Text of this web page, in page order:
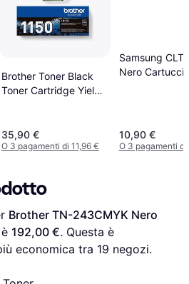
Brother Toner Black
Toner Cartridge Yield
35,90 €
O 3 pagamenti di 11,96 €
Samsung
Nero
10,90 €
O 3 pagamenti
Brother TN-243CMYK Nero
è 192,00 €. Questa è
economica tra 19 negozi.